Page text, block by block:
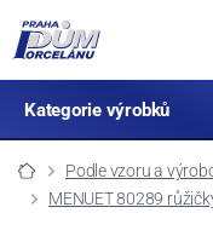
Kategorie výrobků
Podle vzoru a
MENUET 80289